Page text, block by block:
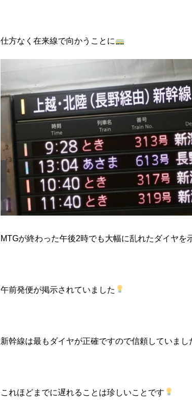
仕方なく在来線で向かうことに
MTGが終わった午後2時でも大幅に乱れたダイヤを
午前発便が掲示されていました
新幹線は最もダイヤが正確ですので信頼していまし
これほどまでに遅れることは珍しいことです